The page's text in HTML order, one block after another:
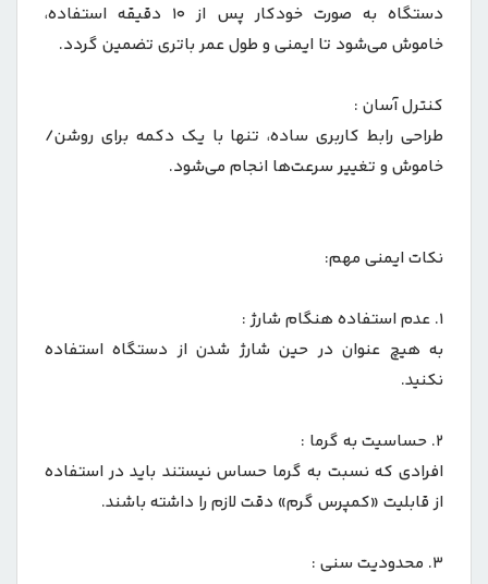
دستگاه به صورت خودکار پس از ۱۰ دقیقه استفاده،
خاموش می‌شود تا ایمنی و طول عمر باتری تضمین گردد.
کنترل آسان :
طراحی رابط کاربری ساده، تنها با یک دکمه برای روشن/
خاموش و تغییر سرعت‌ها انجام می‌شود.
نکات ایمنی مهم:
1. عدم استفاده هنگام شارژ :
به هیچ عنوان در حین شارژ شدن از دستگاه استفاده
نکنید.
2. حساسیت به گرما :
افرادی که نسبت به گرما حساس نیستند باید در استفاده
از قابلیت «کمپرس گرم» دقت لازم را داشته باشند.
3. محدودیت سنی :